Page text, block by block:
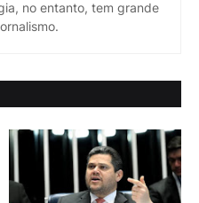
no entanto, tem grande